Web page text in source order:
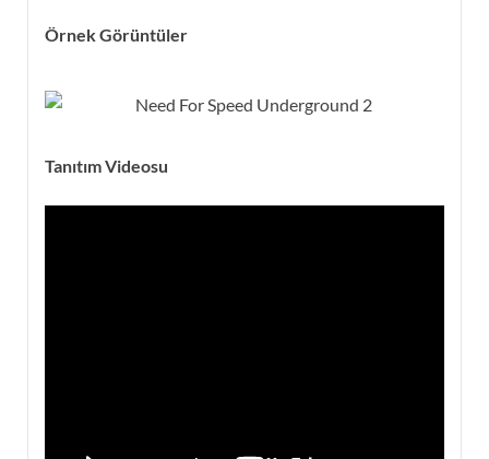
Örnek Görüntüler
Tanıtım Videosu